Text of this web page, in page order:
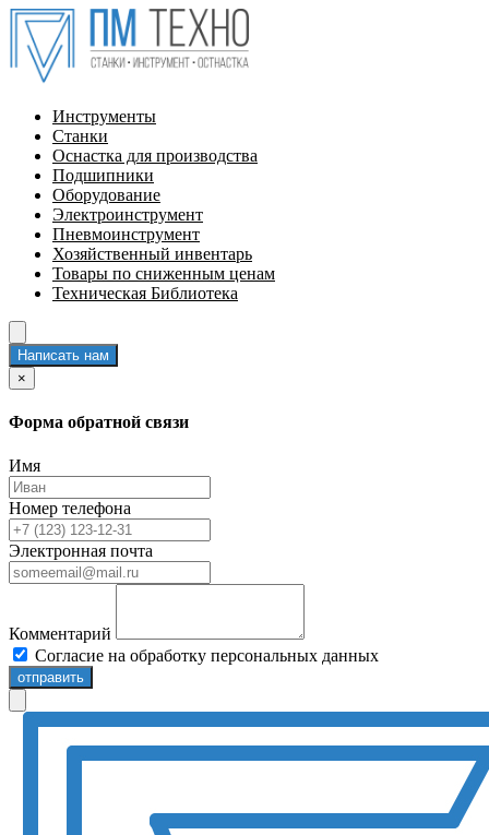
Инструменты
Станки
Оснастка для производства
Подшипники
Оборудование
Электроинструмент
Пневмоинструмент
Хозяйственный инвентарь
Товары по сниженным ценам
Техническая Библиотека
Написать нам
×
Форма обратной связи
Имя
Номер телефона
Электронная почта
Комментарий
Согласие на обработку персональных данных
отправить